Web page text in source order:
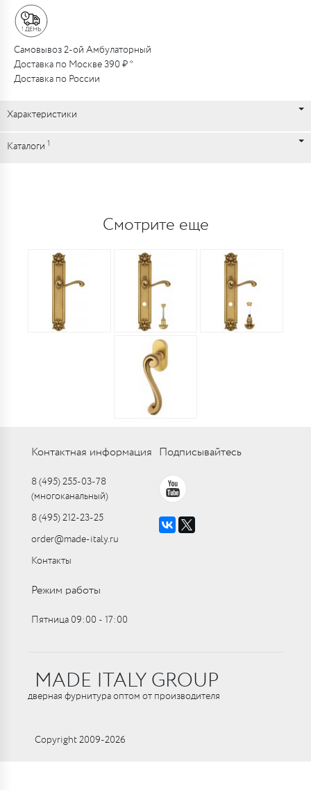
Самовывоз 2-ой Амбулаторный
Доставка по Москве 390 ₽ *
Доставка по России
Характеристики
Каталоги 1
Смотрите еще
Контактная информация
8 (495) 255-03-78
(многоканальный)
8 (495) 212-23-25
order@made-italy.ru
Контакты
Подписывайтесь
Режим работы
Пятница 09:00 ‑ 17:00
MADE ITALY GROUP
дверная фурнитура оптом от производителя
Copyright 2009-2026